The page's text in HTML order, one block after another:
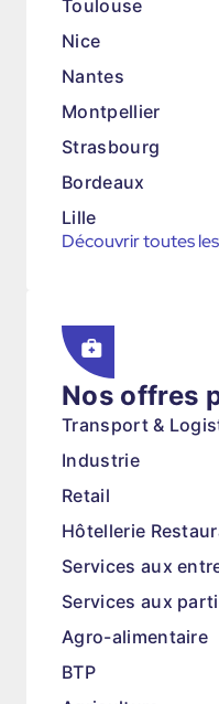
Toulouse
Nice
Nantes
Montpellier
Strasbourg
Bordeaux
Lille
Découvrir toutes
Nos offres
Transport &
Industrie
Retail
Hôtellerie
Services aux
Services aux
Agro-alimentaire
BTP